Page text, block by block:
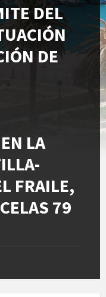
DEL
DE
LA
FRAILE,
79